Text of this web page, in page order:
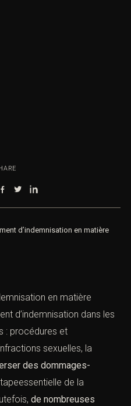
d’indemnisation en matière
en matière
d’indemnisation dans les
: procédures et
sexuelles, la
des dommages-
de la
de nombreuses